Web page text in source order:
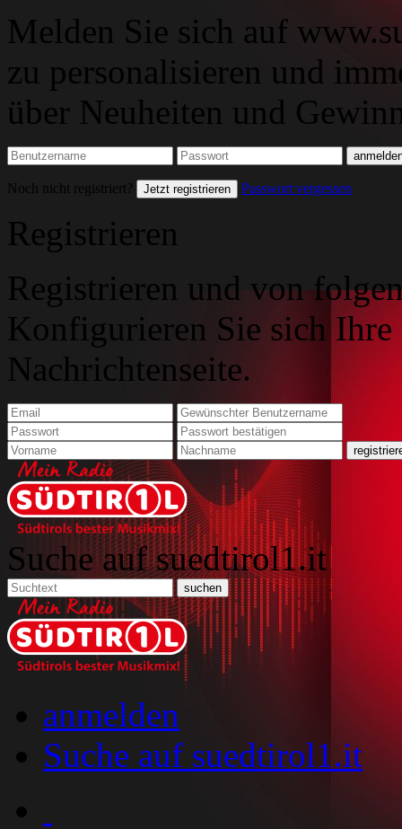
Melden Sie sich auf
zu personalisieren und
über Neuheiten und
Noch nicht registriert? Jetzt registrieren Passwort vergessen
Registrieren
Registrieren und von
Konfigurieren Sie sich
Nachrichtenseite.
Suche auf suedtirol1.it
anmelden
Suche auf suedtirol1.it